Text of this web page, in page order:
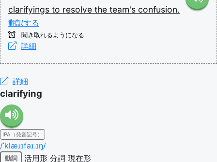
clarifyings to resolve the team's confusion.
翻訳する
聞き取れるようになる
詳細
詳細
clarifying
IPA（発音記号）
/ˈklæɹɪfaɪ.ɪŋ/
動詞 活用形 分詞 現在形